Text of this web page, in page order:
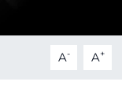
A- A+